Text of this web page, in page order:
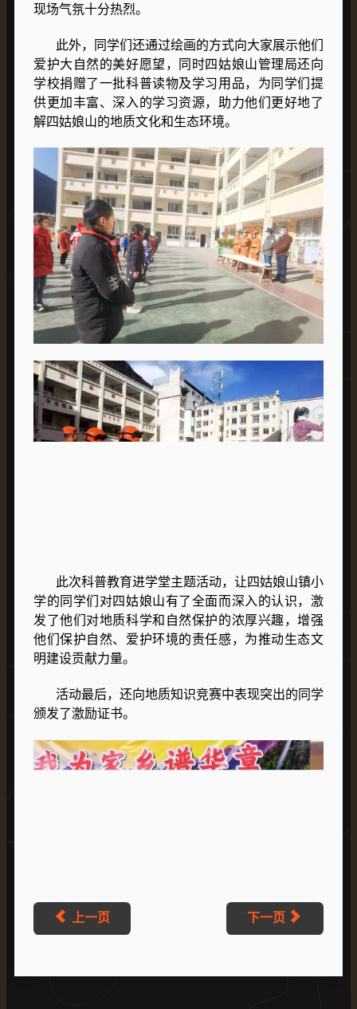
现场气氛十分热烈。
此外，同学们还通过绘画的方式向大家展示他们
爱护大自然的美好愿望，同时四姑娘山管理局还向
学校捐赠了一批科普读物及学习用品，为同学们提
供更加丰富、深入的学习资源，助力他们更好地了
解四姑娘山的地质文化和生态环境。​
此次科普教育进学堂主题活动，让四姑娘山镇小
学的同学们对四姑娘山有了全面而深入的认识，激
发了他们对地质科学和自然保护的浓厚兴趣，增强
他们保护自然、爱护环境的责任感，为推动生态文
明建设贡献力量。
活动最后，还向地质知识竞赛中表现突出的同学
颁发了激励证书。
上一页 下一页